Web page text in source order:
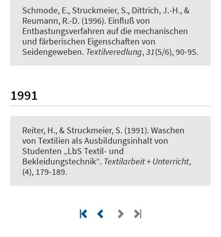
Schmode, E., Struckmeier, S., Dittrich, J.-H., &
Reumann, R.-D. (1996). Einfluß von
Entbastungsverfahren auf die mechanischen
und färberischen Eigenschaften von
Seidengeweben. Textilveredlung,31(5/6), 90-95.
1991
Reiter, H., & Struckmeier, S. (1991).Waschen
von Textilien als Ausbildungsinhalt von
Studenten „LbS Textil- und
Bekleidungstechnik“. Textilarbeit + Unterricht,
(4), 179-189.